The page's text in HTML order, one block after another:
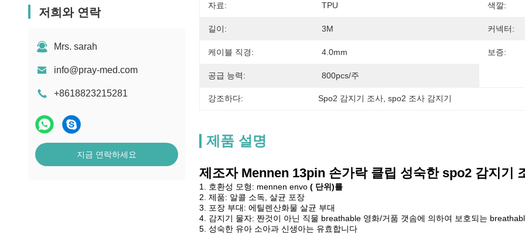
저희와 연락
Mrs. sarah
info@pray-med.com
+8618823215281
지금 연락하세요
자료: TPU 색깔:
길이: 3M 커넥터:
케이블 직경: 4.0mm 보증:
공급 능력: 800pcs/주
강조하다: Spo2 감지기 조사 , spo2 조사 감지기
제품 설명
제조자 Mennen 13pin 손가락 클립 성숙한 spo2 감지기
1. 호환성 모형: mennen envo ( 단위)를
2. 제품: 알콜 소독, 살균 포장
3. 포장 부대: 에틸렌산화물 살균 부대
4. 감지기 물자: 짠것이 아닌 직물 breathable 영화/거품 갯솜에 의하여 보호되는
5. 성숙한 유아 소아과 신생아는 유효합니다